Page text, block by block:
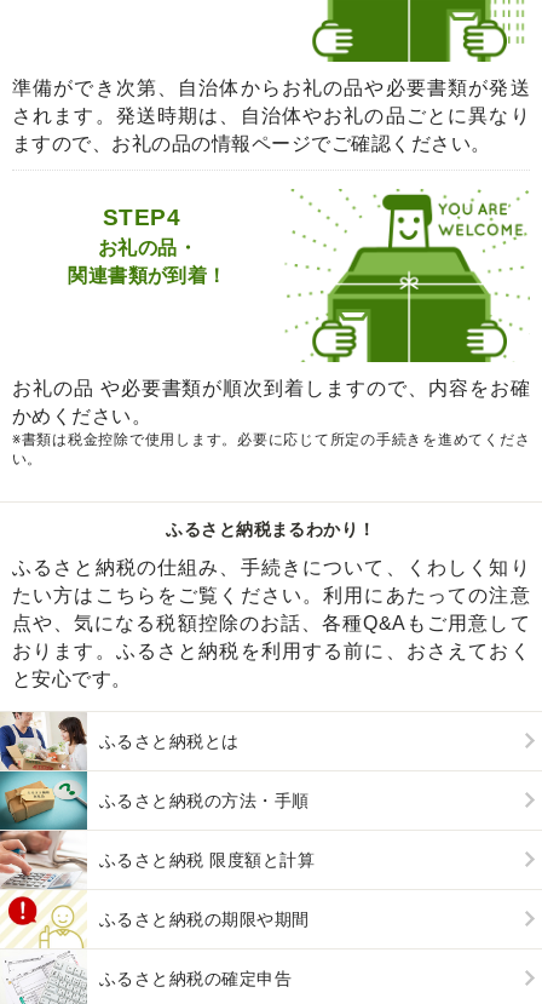
準備ができ次第、自治体からお礼の品や必要書類が発送
されます。発送時期は、自治体やお礼の品ごとに異なり
ますので、お礼の品の情報ページでご確認ください。
STEP4
お礼の品・
関連書類が到着！
お礼の品 や必要書類が順次到着しますので、内容をお確
かめください。
※書類は税金控除で使用します。必要に応じて所定の手続きを進めてくださ
い。
ふるさと納税まるわかり！
ふるさと納税の仕組み、手続きについて、くわしく知り
たい方はこちらをご覧ください。利用にあたっての注意
点や、気になる税額控除のお話、各種Q&Aもご用意して
おります。ふるさと納税を利用する前に、おさえておく
と安心です。
ふるさと納税とは
ふるさと納税の方法・手順
ふるさと納税 限度額と計算
ふるさと納税の期限や期間
ふるさと納税の確定申告